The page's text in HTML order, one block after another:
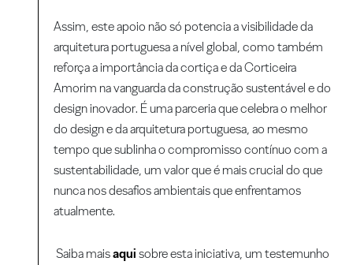
Assim, este apoio não só potencia a visibilidade da
arquitetura portuguesa a nível global, como também
reforça a importância da cortiça e da Corticeira
Amorim na vanguarda da construção sustentável e do
design inovador. É uma parceria que celebra o melhor
do design e da arquitetura portuguesa, ao mesmo
tempo que sublinha o compromisso contínuo com a
sustentabilidade, um valor que é mais crucial do que
nunca nos desafios ambientais que enfrentamos
atualmente.
Saiba maisaquisobre esta iniciativa, um testemunho